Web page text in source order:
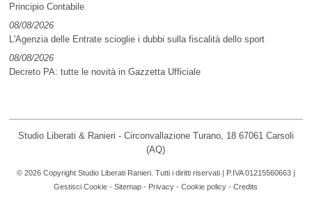
Principio Contabile
08/08/2026
L'Agenzia delle Entrate scioglie i dubbi sulla fiscalità dello sport
08/08/2026
Decreto PA: tutte le novità in Gazzetta Ufficiale
Studio Liberati & Ranieri - Circonvallazione Turano, 18 67061 Carsoli
(AQ)
© 2026 Copyright Studio Liberati Ranieri. Tutti i diritti riservati | P.IVA 01215560663 |
Gestisci Cookie -Sitemap - Privacy -Cookie policy -Credits